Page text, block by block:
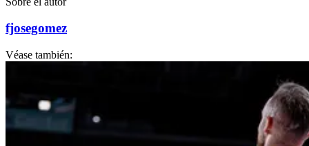
fjosegomez
Véase también: